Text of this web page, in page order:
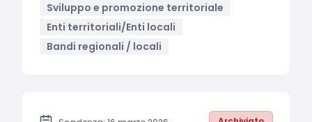
Sviluppo e promozione territoriale
Enti territoriali/Enti locali
Bandi regionali / locali